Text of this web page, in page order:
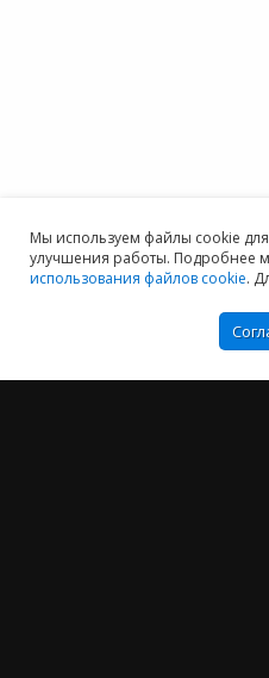
Мы используем файлы cookie
улучшения работы. Подробнее
использования файлов cookie.